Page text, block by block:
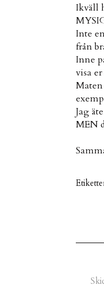
Ikväll
Inte
från
Inne
visa
Jag
MEN